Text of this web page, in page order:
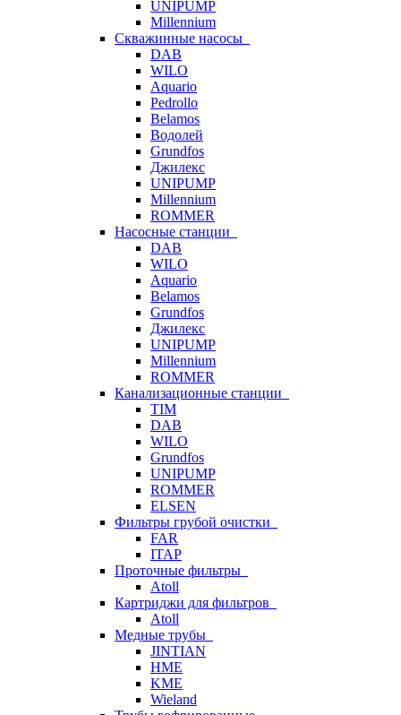
UNIPUMP
Millennium
Скважинные насосы
DAB
WILO
Aquario
Pedrollo
Belamos
Водолей
Grundfos
Джилекс
UNIPUMP
Millennium
ROMMER
Насосные станции
DAB
WILO
Aquario
Belamos
Grundfos
Джилекс
UNIPUMP
Millennium
ROMMER
Канализационные станции
TIM
DAB
WILO
Grundfos
UNIPUMP
ROMMER
ELSEN
Фильтры грубой очистки
FAR
ITAP
Проточные фильтры
Atoll
Картриджи для фильтров
Atoll
Медные трубы
JINTIAN
HME
KME
Wieland